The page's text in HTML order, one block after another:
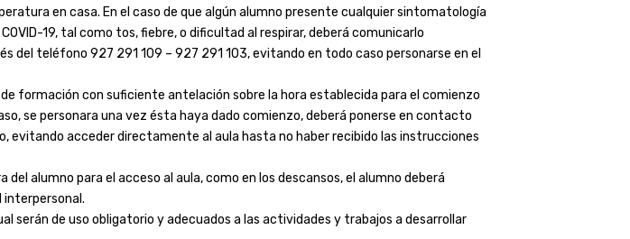
en casa. En el caso de que algún alumno presente cualquier sintomatología
19, tal como tos, fiebre, o dificultad al respirar, deberá comunicarlo
del teléfono 927 291 109 – 927 291 103, evitando en todo caso personarse en el
formación con suficiente antelación sobre la hora establecida para el comienzo
se personara una vez ésta haya dado comienzo, deberá ponerse en contacto
evitando acceder directamente al aula hasta no haber recibido las instrucciones
del alumno para el acceso al aula, como en los descansos, el alumno deberá
interpersonal.
serán de uso obligatorio y adecuados a las actividades y trabajos a desarrollar